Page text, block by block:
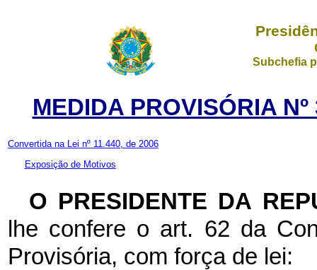
Subchefia
MEDIDA PROVISÓRIA
Convertida na Lei nº 11.440, de 2006
Exposição de Motivos
O PRESIDENTE DA
lhe confere o art. 62 da
Provisória, com força de lei: